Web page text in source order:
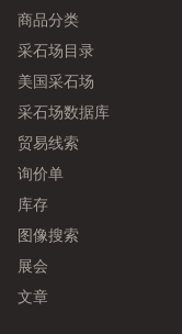
商品分类
采石场目录
美国采石场
采石场数据库
贸易线索
询价单
库存
图像搜索
展会
文章